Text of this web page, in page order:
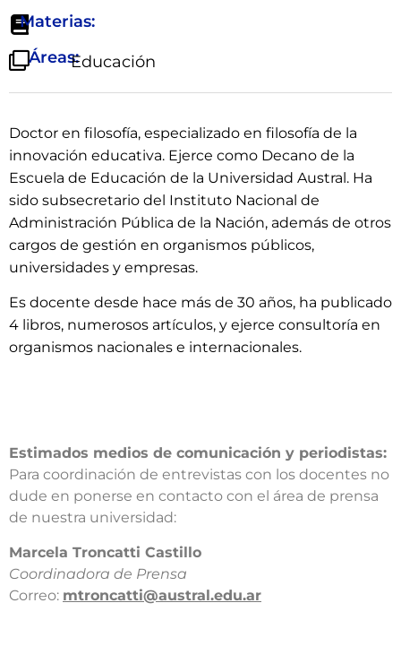
Materias:
Áreas:Educación
Doctor en filosofía, especializado en filosofía de la
innovación educativa. Ejerce como Decano de la
Escuela de Educación de la Universidad Austral. Ha
sido subsecretario del Instituto Nacional de
Administración Pública de la Nación, además de otros
cargos de gestión en organismos públicos,
universidades y empresas.
Es docente desde hace más de 30 años, ha publicado
4 libros, numerosos artículos, y ejerce consultoría en
organismos nacionales e internacionales.
Estimados medios de comunicación y periodistas:
Para coordinación de entrevistas con los docentes no
dude en ponerse en contacto con el área de prensa
de nuestra universidad:​
​Marcela Troncatti Castillo​
Coordinadora de Prensa​
Correo: mtroncatti@austral.edu.ar​